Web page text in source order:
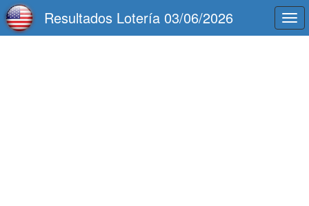
Resultados Lotería 03/06/2026